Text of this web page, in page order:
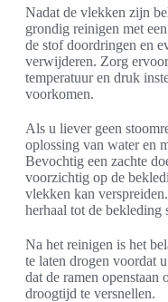
Nadat de vlekken zijn
grondig reinigen met
de stof doordringen en
verwijderen. Zorg
temperatuur en druk
voorkomen.
Als u liever geen
oplossing van water en
Bevochtig een zachte
voorzichtig op de
vlekken kan
herhaal tot de bekleding
Na het reinigen is het
te laten drogen voordat
dat de ramen
droogtijd te versnellen.